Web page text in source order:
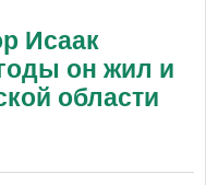
Исаак
он жил и
области